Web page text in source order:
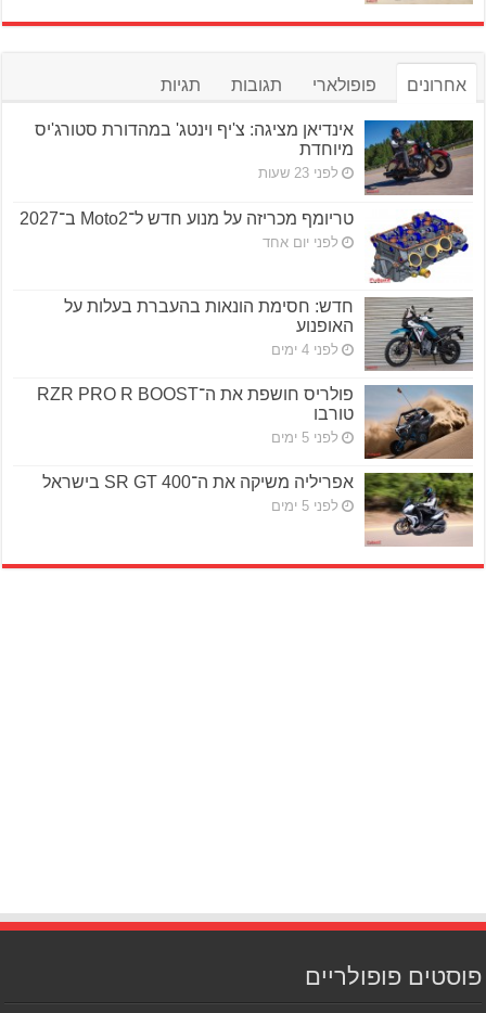
אחרונים פופולארי תגובות תגיות
אינדיאן מציגה: צ'יף וינטג' במהדורת סטורג'יס
מיוחדת
לפני 23 שעות
טריומף מכריזה על מנוע חדש ל־Moto2 ב־2027
לפני יום אחד
חדש: חסימת הונאות בהעברת בעלות על
האופנוע
לפני 4 ימים
פולריס חושפת את ה־RZR PRO R BOOST
טורבו
לפני 5 ימים
אפריליה משיקה את ה־SR GT 400 בישראל
לפני 5 ימים
פוסטים פופולריים